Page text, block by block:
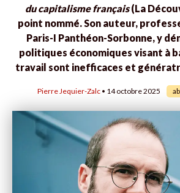
du capitalisme français(La
point nommé. Son auteur,
Paris-I Panthéon-Sorbonne, y
politiques économiques visant à
travail sont inefficaces et
Pierre Jequier-Zalc • 14 octobre 2025